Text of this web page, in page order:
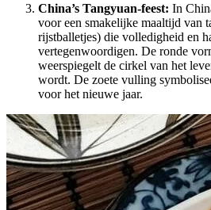
China’s Tangyuan-feest: In
voor een smakelijke maaltijd van
rijstballetjes) die volledigheid en
vertegenwoordigen. De ronde
weerspiegelt de cirkel van het
wordt. De zoete vulling
voor het nieuwe jaar.